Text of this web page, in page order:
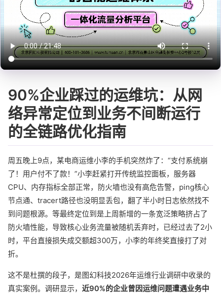
90%企业踩过的运维坑：从网
络异常定位到业务不间断运行
的全链路优化指南
周五晚上9点，某电商运维小李的手机突然炸了：“支付系统崩
了！用户付不了款！”小李赶紧打开传统监控面板，服务器
CPU、内存指标全部正常，防火墙也没有高危告警，ping核心
节点通、tracert路径也没明显丢包，翻了半小时日志依然找不
到问题根源。等最终定位到是上周新增的一条宽泛策略挤占了
防火墙性能，导致核心业务流量被随机丢弃时，已经过去了2小
时，平台直接损失成交额超300万，小李的年终奖直接打了对
折。
这不是杜撰的段子，是图幻科技2026年运维行业调研中收录的
真实案例。调研显示， 近90%的企业曾因运维问题遭遇业务中